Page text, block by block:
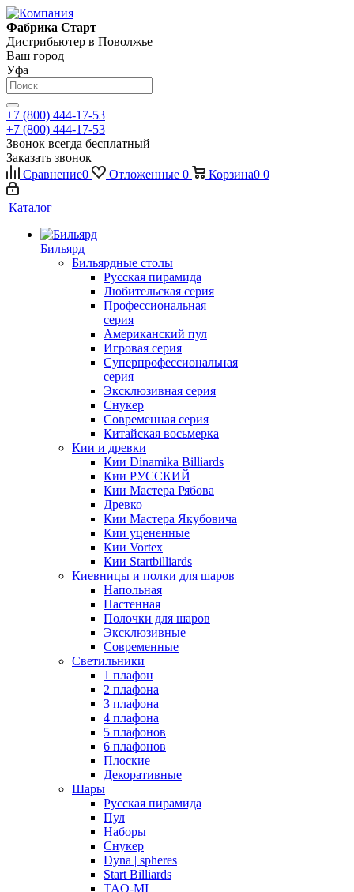
Фабрика Старт
Дистрибьютер в Поволжье
Ваш город
Уфа
+7 (800) 444-17-53
+7 (800) 444-17-53
Звонок всегда бесплатный
Заказать звонок
Сравнение0 Отложенные 0 Корзина0 0
Каталог
Бильярд
Бильярдные столы
Русская пирамида
Любительская серия
Профессиональная
серия
Американский пул
Игровая серия
Суперпрофессиональная
серия
Эксклюзивная серия
Снукер
Современная серия
Китайская восьмерка
Кии и древки
Кии Dinamika Billiards
Кии РУССКИЙ
Кии Мастера Рябова
Древко
Кии Мастера Якубовича
Кии уцененные
Кии Vortex
Кии Startbilliards
Киевницы и полки для шаров
Напольная
Настенная
Полочки для шаров
Эксклюзивные
Современные
Светильники
1 плафон
2 плафона
3 плафона
4 плафона
5 плафонов
6 плафонов
Плоские
Декоративные
Шары
Русская пирамида
Пул
Наборы
Снукер
Dyna | spheres
Start Billiards
TAO-MI